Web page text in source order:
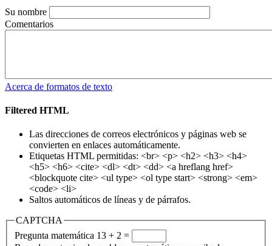
Su nombre
Comentarios
Acerca de formatos de texto
Filtered HTML
Las direcciones de correos electrónicos y páginas web se
convierten en enlaces automáticamente.
Etiquetas HTML permitidas: <br> <p> <h2> <h3> <h4>
<h5> <h6> <cite> <dl> <dt> <dd> <a hreflang href>
<blockquote cite> <ul type> <ol type start> <strong> <em>
<code> <li>
Saltos automáticos de líneas y de párrafos.
CAPTCHA
Pregunta matemática 13 + 2 =